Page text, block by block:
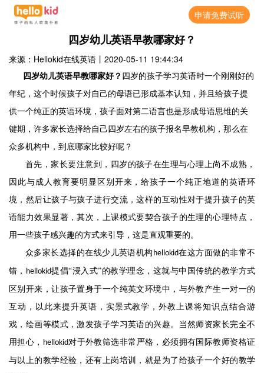
申请免费试听
四岁幼儿英语早教哪家好？
来源：Hellokid在线英语 丨 2020-05-11 19:44:34
四岁幼儿英语早教哪家好？ 四岁的孩子学习英语时一个刚刚好的
年纪，这个时候孩子对自己的母语已形成基本认知，并且给孩子提
供一个纯正的英语环境，孩子面对第二语言也是形成母语思维的关
键期，许多家长选择给自己四岁左右的孩子报名早教机构，那么在
众多机构中，到底哪家比较好呢？
首先，家长要注意到，四岁的孩子在生理与心理上尚不成熟，
因此与成人教育要明显区别开来，给孩子一个纯正地道的英语环
境，然后让孩子与孩子进行交流，这样的互动性对于提升孩子的英
语能力效果显著，其次，上课模式要契合孩子的生理的心理特点，
用一些孩子感兴趣的方式来引导，这是直观重要的。
众多家长选择的在线少儿英语机构 hellokid在这方面做的非常不
错， hellokid提倡“浸入式”的教学理念，这就与中国传统的教学方式
区别开来，让孩子置身于一个纯英文环境中，与外教产生一对一的
互动，以此来提升英语，实景式教学，外教上课将知识点结合游
戏，绘画等模式，激发孩子学习英语的兴趣。当然师资家长完全不
用担心， hellokid对于外教筛选非常严格，必须拥有国际教师资格证
与以上的教学经验，还有上岗培训，就是为了给孩子一个好的教学